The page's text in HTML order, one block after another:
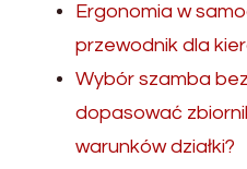
Ergonomia w
przewodnik dla
Wybór szamba
dopasować
warunków działki?